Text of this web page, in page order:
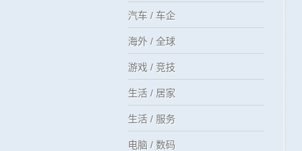
汽车 / 车企
海外 / 全球
游戏 / 竞技
生活 / 居家
生活 / 服务
电脑 / 数码